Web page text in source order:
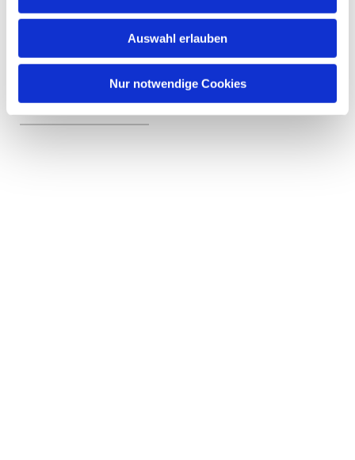
Auswahl erlauben
Nur notwendige Cookies
Veranstaltungen